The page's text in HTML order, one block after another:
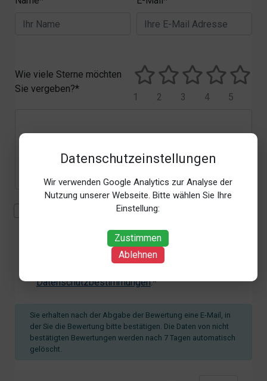
Datenschutzeinstellungen
Wir verwenden Google Analytics zur Analyse der
Nutzung unserer Webseite. Bitte wählen Sie Ihre
Einstellung:
Zustimmen
Ablehnen
Wie viele Sterne möchten
Sie vergeben?*
5
4
3
2
1
Mit der Erhebung, Verarbeitung und Nutzung meiner
Uhrzeit der Bewertungsabgabe, Referrer-URL) zum
Zweck der Bewertung erkläre ich mich
Datenschutzbestimmungen.*
Sie erhalten nach der Abgabe der Bewertung eine E-Mail, in
der Sie die Bewertung bitte bestätigen. Die Daten von nicht
bestätigten Bewertungen werden nach 7 Tagen automatisch
gelöscht.